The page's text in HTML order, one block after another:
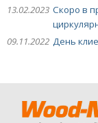
13.02.2023 Скоро в
09.11.2022 День